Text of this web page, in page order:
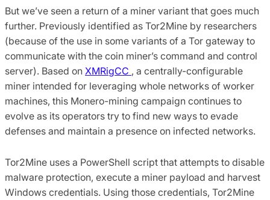
But we’ve seen a return of a miner variant that goes much
further. Previously identified as Tor2Mine by researchers
(because of the use in some variants of a Tor gateway to
communicate with the coin miner’s command and control
server). Based on XMRigCC , a centrally-configurable
miner intended for leveraging whole networks of worker
machines, this Monero-mining campaign continues to
evolve as its operators try to find new ways to evade
defenses and maintain a presence on infected networks.
Tor2Mine uses a PowerShell script that attempts to disable
malware protection, execute a miner payload and harvest
Windows credentials. Using those credentials, Tor2Mine